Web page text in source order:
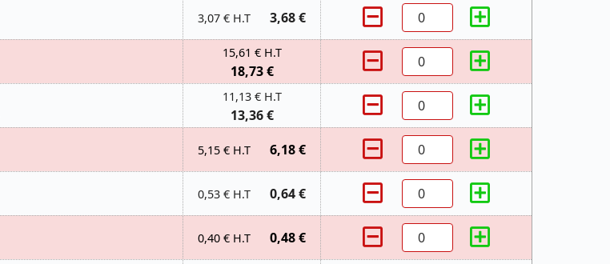
3,07 € H.T 3,68 €
15,61 € H.T
18,73 €
11,13 € H.T
13,36 €
5,15 € H.T 6,18 €
0,53 € H.T 0,64 €
0,40 € H.T 0,48 €